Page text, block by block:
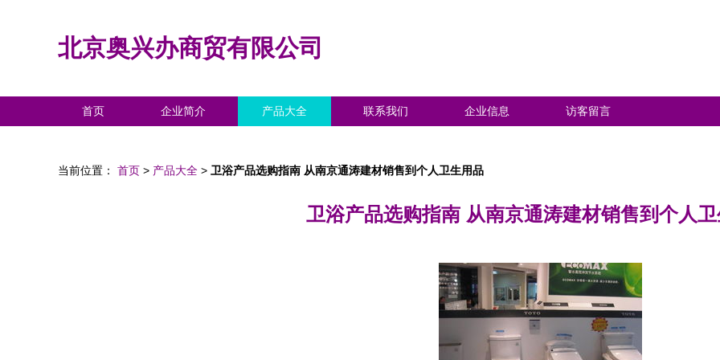
北京奥兴办商贸有限公司
首页 企业简介 产品大全 联系我们 企业信息 访客留言
当前位置： 首页 > 产品大全 > 卫浴产品选购指南 从南京通涛建材销售到个人卫生用品
卫浴产品选购指南 从南京通涛建材销售到个人